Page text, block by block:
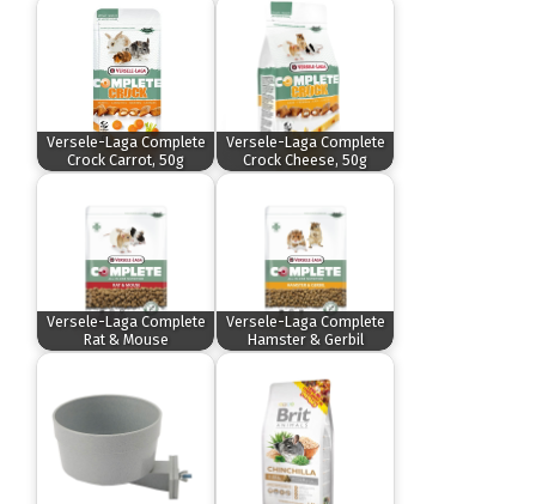
Versele-Laga Complete
Crock Carrot, 50g
Versele-Laga Complete
Crock Cheese, 50g
Versele-Laga Complete
Rat & Mouse
Versele-Laga Complete
Hamster & Gerbil